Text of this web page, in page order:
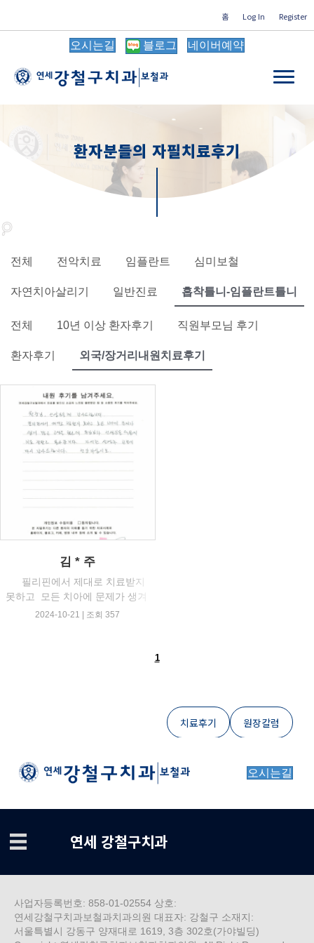
홈 Log In Register
오시는길 블로그 네이버예약
환자분들의 자필치료후기
전체 전악치료 임플란트 심미보철
자연치아살리기 일반진료 흡착틀니-임플란트틀니
전체 10년 이상 환자후기 직원부모님 후기
환자후기 외국/장거리내원치료후기
김 * 주
필리핀에서 제대로 치료받지
못하고 모든 치아에 문제가 생겨
많
2024-10-21 | 조회 357
1
치료후기 원장칼럼
오시는길
연세 강철구치과
사업자등록번호: 858-01-02554 상호:
연세강철구치과보철과치과의원 대표자: 강철구 소재지:
서울특별시 강동구 양재대로 1619, 3층 302호(가야빌딩)